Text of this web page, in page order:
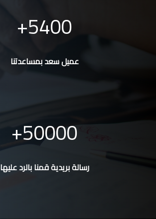
5400
عميل سعد بمساعدتنا
50000
رسالة بريدية قمنا بالرد عليها